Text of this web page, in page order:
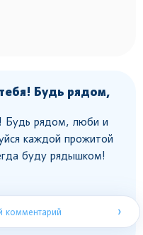
Будь рядом,
Будь рядом, люби и
каждой прожитой
буду рядышком!
комментарий ›